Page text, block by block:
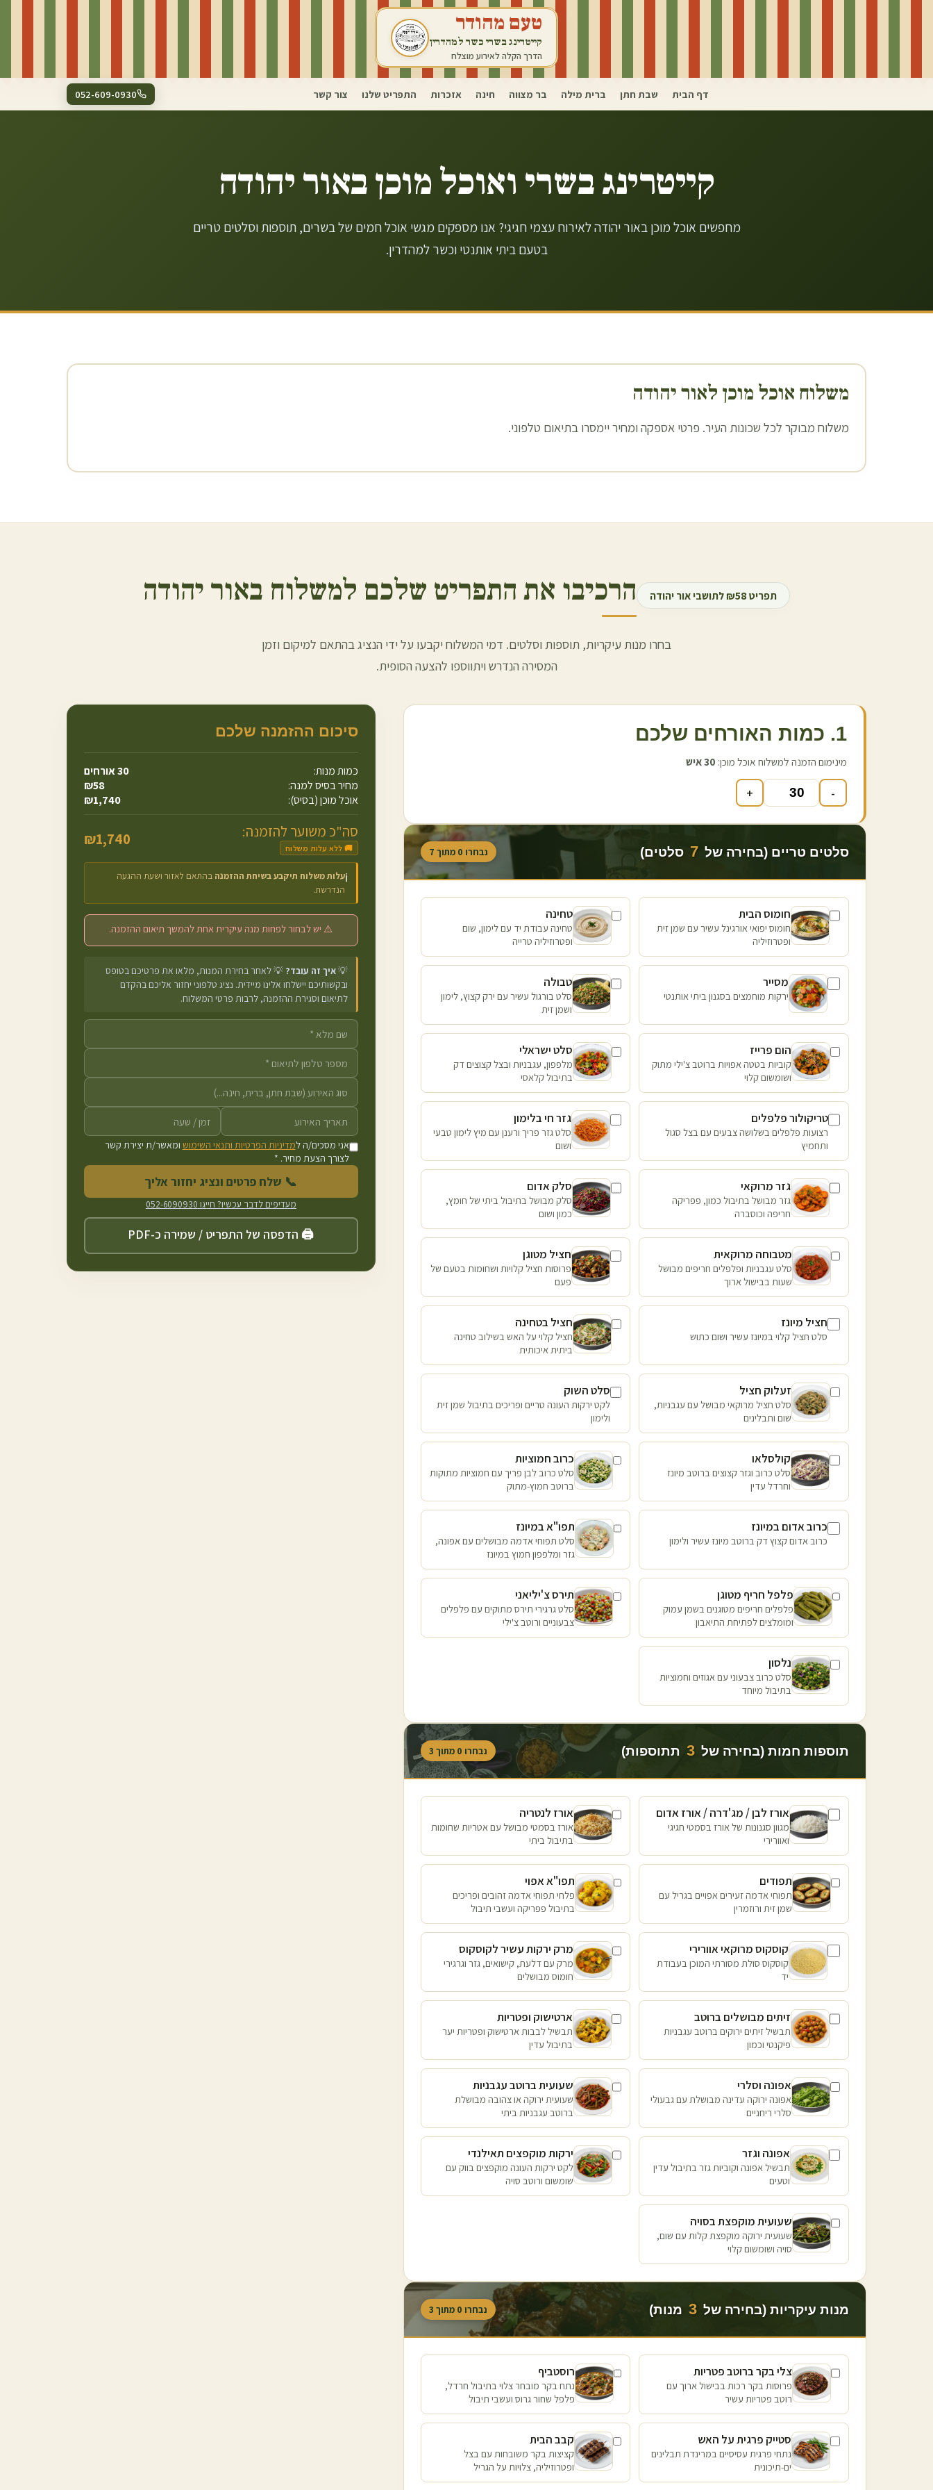
טעם מהודר
קייטרינג בשרי כשר למהדרין
הדרך הקלה לאירוע מוצלח
דף הבית שבת חתן ברית מילה בר מצווה חינה אזכרות התפריט שלנו צור קשר 052-609-0930
קייטרינג בשרי ואוכל מוכן באור יהודה
מחפשים אוכל מוכן באור יהודה לאירוח עצמי חגיגי? אנו מספקים מגשי אוכל חמים של בשרים, תוספות וסלטים טריים
בטעם ביתי אותנטי וכשר למהדרין.
משלוח אוכל מוכן לאור יהודה
משלוח מבוקר לכל שכונות העיר. פרטי אספקה ומחיר יימסרו בתיאום טלפוני.
תפריט ₪58 לתושבי אור יהודה הרכיבו את התפריט שלכם למשלוח באור יהודה
בחרו מנות עיקריות, תוספות וסלטים. דמי המשלוח יקבעו על ידי הנציג בהתאם למיקום וזמן
המסירה הנדרש ויתווספו להצעה הסופית.
1. כמות האורחים שלכם
מינימום הזמנה למשלוח אוכל מוכן: 30איש
-
+
סלטים טריים (בחירה של 7 סלטים) נבחרו 0 מתוך 7
חומוס הבית
חומוס יפואי אורגינל עשיר עם שמן זית
ופטרוזיליה
טחינה
טחינה עבודת יד עם לימון, שום
ופטרוזיליה טרייה
מסייר
ירקות מוחמצים בסגנון ביתי אותנטי
טבולה
סלט בורגול עשיר עם ירק קצוץ, לימון
ושמן זית
הום פרייז
קוביות בטטה אפויות ברוטב צ'ילי מתוק
ושומשום קלוי
סלט ישראלי
מלפפון, עגבניות ובצל קצוצים דק
בתיבול קלאסי
טריקולור פלפלים
רצועות פלפלים בשלושה צבעים עם בצל סגול
ותחמיץ
גזר חי בלימון
סלט גזר פריך ורענן עם מיץ לימון טבעי
ושום
גזר מרוקאי
גזר מבושל בתיבול כמון, פפריקה
חריפה וכוסברה
סלק אדום
סלק מבושל בתיבול ביתי של חומץ,
כמון ושום
מטבוחה מרוקאית
סלט עגבניות ופלפלים חריפים מבושל
שעות בבישול ארוך
חציל מטוגן
פרוסות חציל קלויות ושחומות בטעם של
פעם
חציל מיונז
סלט חציל קלוי במיונז עשיר ושום כתוש
חציל בטחינה
חציל קלוי על האש בשילוב טחינה
ביתית איכותית
זעלוק חציל
סלט חציל מרוקאי מבושל עם עגבניות,
שום ותבלינים
סלט השוק
לקט ירקות העונה טריים ופריכים בתיבול שמן זית
ולימון
קולסלאו
סלט כרוב וגזר קצוצים ברוטב מיונז
וחרדל עדין
כרוב חמוציות
סלט כרוב לבן פריך עם חמוציות מתוקות
ברוטב חמוץ-מתוק
כרוב אדום במיונז
כרוב אדום קצוץ דק ברוטב מיונז עשיר ולימון
תפו"א במיונז
סלט תפוחי אדמה מבושלים עם אפונה,
גזר ומלפפון חמוץ במיונז
פלפל חריף מטוגן
פלפלים חריפים מטוגנים בשמן עמוק
ומומלצים לפתיחת התיאבון
תירס צ'יליאני
סלט גרגירי תירס מתוקים עם פלפלים
צבעוניים ורוטב צ'ילי
נלסון
סלט כרוב צבעוני עם אגוזים וחמוציות
בתיבול מיוחד
תוספות חמות (בחירה של 3 תתוספות) נבחרו 0 מתוך 3
אורז לבן / מג'דרה / אורז אדום
מגוון סגנונות של אורז בסמטי חגיגי
ואוורירי
אורז לנטריה
אורז בסמטי מבושל עם אטריות שחומות
בתיבול ביתי
תפודים
תפוחי אדמה זעירים אפויים בגריל עם
שמן זית ורוזמרין
תפו"א אפוי
פלחי תפוחי אדמה זהובים ופריכים
בתיבול פפריקה ועשבי תיבול
קוסקוס מרוקאי אוורירי
קוסקוס סולת מסורתי המוכן בעבודת
יד
מרק ירקות עשיר לקוסקוס
מרק עם דלעת, קישואים, גזר וגרגירי
חומוס מבושלים
זיתים מבושלים ברוטב
תבשיל זיתים ירוקים ברוטב עגבניות
פיקנטי וכמון
ארטישוק ופטריות
תבשיל לבבות ארטישוק ופטריות יער
בתיבול עדין
אפונה וסלרי
אפונה ירוקה עדינה מבושלת עם גבעולי
סלרי ריחניים
שעועית ברוטב עגבניות
שעועית ירוקה או צהובה מבושלת
ברוטב עגבניות ביתי
אפונה וגזר
תבשיל אפונה וקוביות גזר בתיבול עדין
וטעים
ירקות מוקפצים תאילנדי
לקט ירקות העונה מוקפצים בווק עם
שומשום ורוטב סויה
שעועית מוקפצת בסויה
שעועית ירוקה מוקפצת קלות עם שום,
סויה ושומשום קלוי
מנות עיקריות (בחירה של 3 מנות) נבחרו 0 מתוך 3
צלי בקר ברוטב פטריות
פרוסות בקר רכות בבישול ארוך עם
רוטב פטריות עשיר
רוסטביף
נתח בקר מובחר צלוי בתיבול חרדל,
פלפל שחור גרוס ועשבי תיבול
סטייק פרגית על האש
נתחי פרגית עסיסיים במרינדת תבלינים
ים-תיכונית
קבב הבית
קציצות בקר משובחות עם בצל
ופטרוזיליה, צלויות על הגריל
סיכום ההזמנה שלכם
כמות מנות: 30אורחים
מחיר בסיס למנה:
₪58
אוכל מוכן (בסיס):
₪1,740
סה"כ משוער להזמנה:
🚚 ללא עלות משלוח ₪1,740
ℹ️עלות משלוח תיקבע בשיחת ההזמנה בהתאם לאזור ושעת ההגעה
הנדרשת.
⚠️ יש לבחור לפחות מנה עיקרית אחת להמשך תיאום ההזמנה.
💡איך זה עובד? 💡 לאחר בחירת המנות, מלאו את פרטיכם בטופס
ובקשותיכם יישלחו אלינו מיידית. נציג טלפוני יחזור אליכם בהקדם
לתיאום וסגירת ההזמנה, לרבות פרטי המשלוח.
אני מסכים/ה למדיניות הפרטיות ותנאי השימוש ומאשר/ת יצירת קשר
לצורך הצעת מחיר. *
📞 שלח פרטים ונציג יחזור אליך
מעדיפים לדבר עכשיו? חייגו 052-6090930
🖨️ הדפסה של התפריט / שמירה כ-PDF